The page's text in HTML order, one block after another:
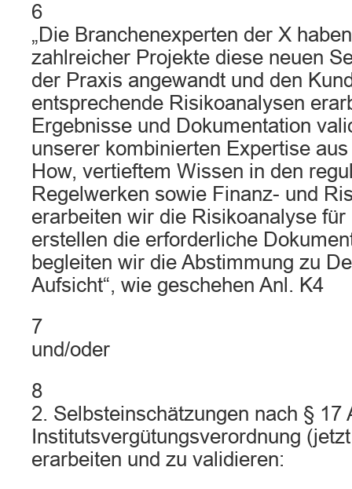
6
„Die Branchenexperten der X
zahlreicher Projekte diese neuen
der Praxis angewandt und den
entsprechende Risikoanalysen
Ergebnisse und Dokumentation
unserer kombinierten Expertise
How, vertieftem Wissen in den
Regelwerken sowie Finanz- und
erarbeiten wir die Risikoanalyse für
erstellen die erforderliche
begleiten wir die Abstimmung zu
Aufsicht“, wie geschehen Anl. K4
7
und/oder
8
2. Selbsteinschätzungen nach § 17
Institutsvergütungsverordnung
erarbeiten und zu validieren: